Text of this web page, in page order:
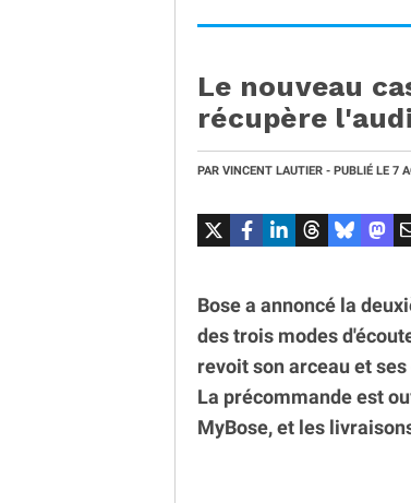
Le nouveau
récupère
PAR VINCENT LAUTIER - PUBLIÉ LE 7
Bose a annoncé la
des trois modes
revoit son arceau et
La précommande est
MyBose, et les